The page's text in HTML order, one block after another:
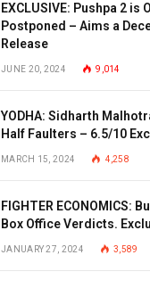
EXCLUSIVE: Pushpa 2 is
Postponed – Aims a
Release
JUNE 20, 2024 9,014
YODHA: Sidharth
Half Faulters – 6.5/10
MARCH 15, 2024 4,258
FIGHTER ECONOMICS:
Box Office Verdicts.
JANUARY 27, 2024 3,589